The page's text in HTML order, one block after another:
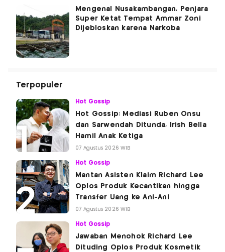
Mengenal Nusakambangan, Penjara
Super Ketat Tempat Ammar Zoni
Dijebloskan karena Narkoba
Terpopuler
Hot Gossip
Hot Gossip: Mediasi Ruben Onsu
dan Sarwendah Ditunda, Irish Bella
Hamil Anak Ketiga
07 Agustus 2026 WIB
Hot Gossip
Mantan Asisten Klaim Richard Lee
Oplos Produk Kecantikan hingga
Transfer Uang ke Ani-Ani
07 Agustus 2026 WIB
Hot Gossip
Jawaban Menohok Richard Lee
Dituding Oplos Produk Kosmetik